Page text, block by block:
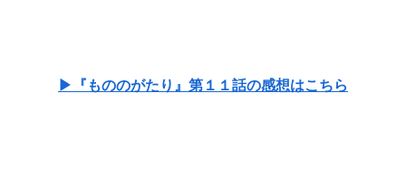
▶『もののがたり』第１１話の感想はこちら